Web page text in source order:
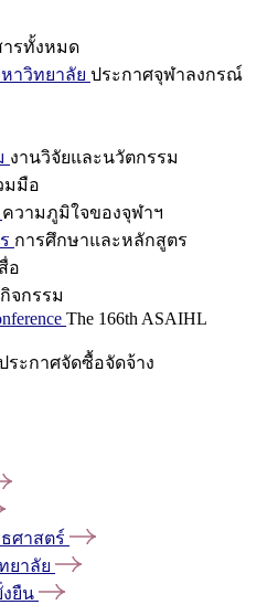
รทั้งหมด
าวิทยาลัย ประกาศจุฬาลงกรณ์
งานวิจัยและนวัตกรรม
มมือ
ความภูมิใจของจุฬาฯ
การศึกษาและหลักสูตร
อ
จกรรม
The 166th ASAIHL
ระกาศจัดซื้อจัดจ้าง
ศาสตร์
ยาลัย
ยืน